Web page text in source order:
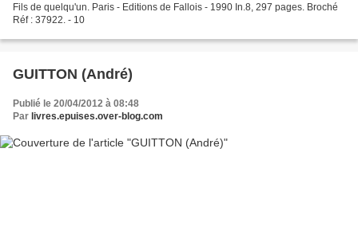
Fils de quelqu'un. Paris - Editions de Fallois - 1990 In.8, 297 pages. Broché
Réf : 37922. - 10
GUITTON (André)
Publié le 20/04/2012 à 08:48
Par livres.epuises.over-blog.com